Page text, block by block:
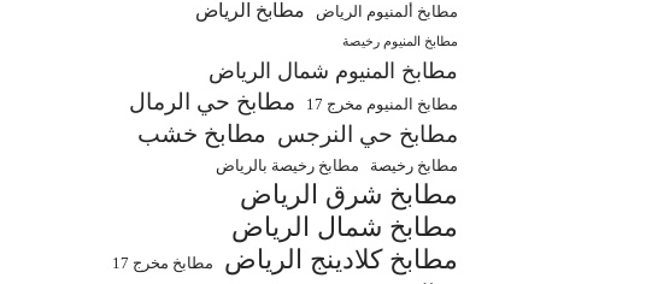
مطابخ ألمنيوم الرياض مطابخ الرياض
مطابخ المنيوم رخيصة
مطابخ المنيوم شمال الرياض
مطابخ المنيوم مخرج 17
مطابخ حي الرمال
مطابخ حي النرجس مطابخ خشب
مطابخ رخيصة مطابخ رخيصة بالرياض
مطابخ شرق الرياض
مطابخ شمال الرياض
مطابخ كلادينج الرياض
مطابخ مخرج 17